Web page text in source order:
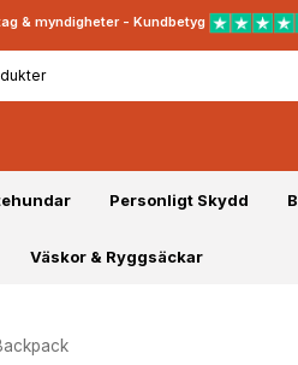
& myndigheter - Kundbetyg
Personligt Skydd
Väskor & Ryggsäckar